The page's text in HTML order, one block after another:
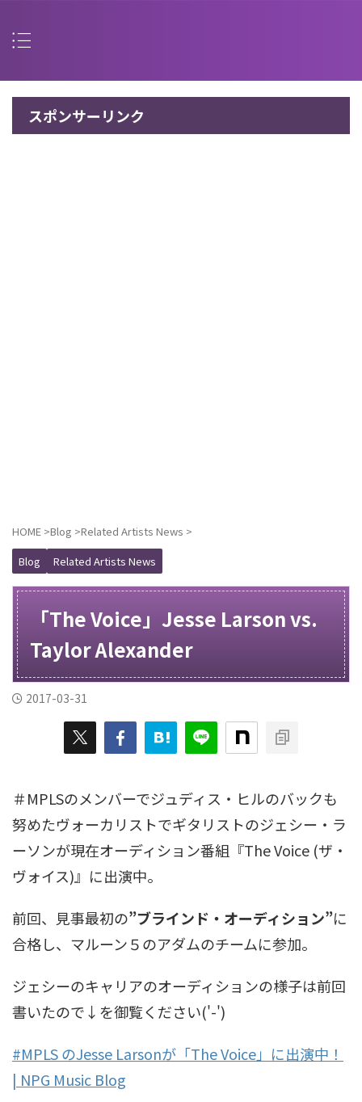
スポンサーリンク
HOME >Blog >Related Artists News >
Blog
Related Artists News
「The Voice」Jesse Larson vs.
Taylor Alexander
2017-03-31
＃MPLSのメンバーでジュディス・ヒルのバックも
努めたヴォーカリストでギタリストのジェシー・ラ
ーソンが現在オーディション番組『The Voice (ザ・
ヴォイス)』に出演中。
前回、見事最初の”ブラインド・オーディション”に
合格し、マルーン５のアダムのチームに参加。
ジェシーのキャリアのオーディションの様子は前回
書いたので↓を御覧ください('-')
#MPLS のJesse Larsonが「The Voice」に出演中！
| NPG Music Blog